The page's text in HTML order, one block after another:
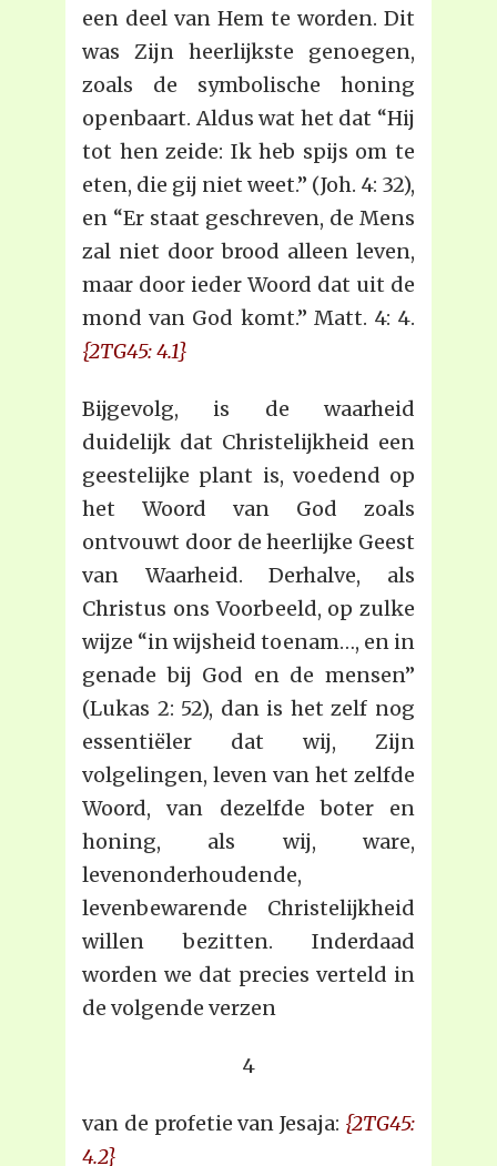
een deel van Hem te worden. Dit
was Zijn heerlijkste genoegen,
zoals de symbolische honing
openbaart. Aldus wat het dat “Hij
tot hen zeide: Ik heb spijs om te
eten, die gij niet weet.” (Joh. 4: 32),
en “Er staat geschreven, de Mens
zal niet door brood alleen leven,
maar door ieder Woord dat uit de
mond van God komt.” Matt. 4: 4.
{2TG45: 4.1}
Bijgevolg, is de waarheid
duidelijk dat Christelijkheid een
geestelijke plant is, voedend op
het Woord van God zoals
ontvouwt door de heerlijke Geest
van Waarheid. Derhalve, als
Christus ons Voorbeeld, op zulke
wijze “in wijsheid toenam…, en in
genade bij God en de mensen”
(Lukas 2: 52), dan is het zelf nog
essentiëler dat wij, Zijn
volgelingen, leven van het zelfde
Woord, van dezelfde boter en
honing, als wij, ware,
levenonderhoudende,
levenbewarende Christelijkheid
willen bezitten. Inderdaad
worden we dat precies verteld in
de volgende verzen
4
van de profetie van Jesaja: {2TG45:
4.2}